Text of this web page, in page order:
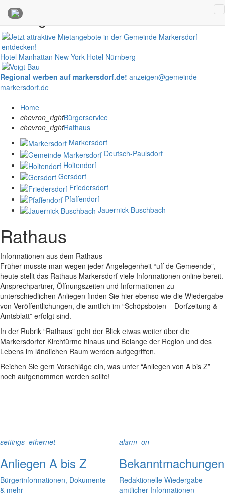
Anzeigen
Hotel Manhattan New York Hotel Nürnberg
Regional werben auf markersdorf.de! anzeigen@gemeinde-
markersdorf.de
Home
chevron_rightBürgerservice
chevron_rightRathaus
Markersdorf
Deutsch-Paulsdorf
Holtendorf
Gersdorf
Friedersdorf
Pfaffendorf
Jauernick-Buschbach
Rathaus
Informationen aus dem Rathaus
Früher musste man wegen jeder Angelegenheit “uff de Gemeende”,
heute stellt das Rathaus Markersdorf viele Informationen online bereit.
Ansprechpartner, Öffnungszeiten und Informationen zu
unterschiedlichen Anliegen finden Sie hier ebenso wie die Wiedergabe
von Veröffentlichungen, die amtlich im “Schöpsboten – Dorfzeitung &
Amtsblatt” erfolgt sind.
In der Rubrik “Rathaus” geht der Blick etwas weiter über die
Markersdorfer Kirchtürme hinaus und Belange der Region und des
Lebens im ländlichen Raum werden aufgegriffen.
Reichen Sie gern Vorschläge ein, was unter “Anliegen von A bis Z”
noch aufgenommen werden sollte!
settings_ethernet
Anliegen A bis Z
Bürgerinformationen, Dokumente
& mehr
alarm_on
Bekanntmachungen
Redaktionelle Wiedergabe
amtlicher Informationen